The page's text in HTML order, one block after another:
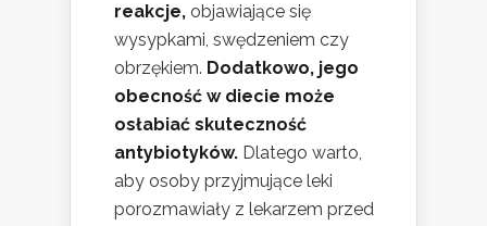
reakcje, objawiające się
wysypkami, swędzeniem czy
obrzękiem. Dodatkowo, jego
obecność w diecie może
osłabiać skuteczność
antybiotyków. Dlatego warto,
aby osoby przyjmujące leki
porozmawiały z lekarzem przed